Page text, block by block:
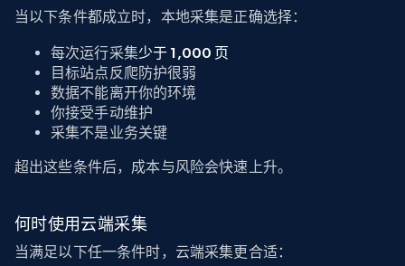
当以下条件都成立时，本地采集是正确选择：
每次运行采集少于 1,000 页
目标站点反爬防护很弱
数据不能离开你的环境
你接受手动维护
采集不是业务关键
超出这些条件后，成本与风险会快速上升。
何时使用云端采集
当满足以下任一条件时，云端采集更合适：